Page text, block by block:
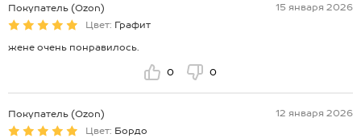
Покупатель (Ozon)
15 января 2026
Цвет: Графит
жене очень понравилось.
0 0
Покупатель (Ozon)
12 января 2026
Цвет: Бордо